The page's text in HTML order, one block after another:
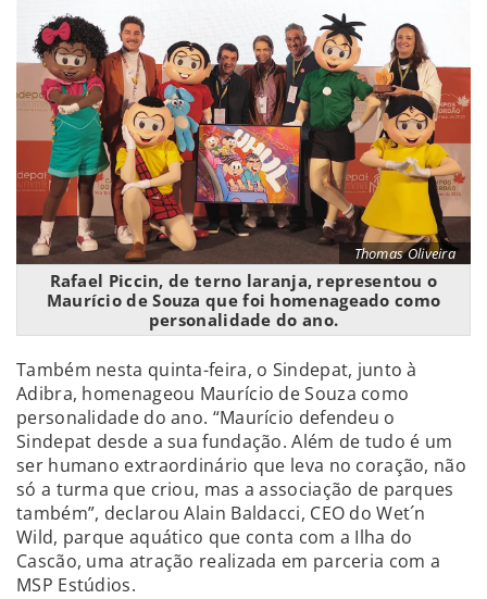
Thomas Oliveira
Rafael Piccin, de terno laranja, representou o
Maurício de Souza que foi homenageado como
personalidade do ano.
Também nesta quinta-feira, o Sindepat, junto à
Adibra, homenageou Maurício de Souza como
personalidade do ano. “Maurício defendeu o
Sindepat desde a sua fundação. Além de tudo é um
ser humano extraordinário que leva no coração, não
só a turma que criou, mas a associação de parques
também”, declarou Alain Baldacci, CEO do Wet´n
Wild, parque aquático que conta com a Ilha do
Cascão, uma atração realizada em parceria com a
MSP Estúdios.